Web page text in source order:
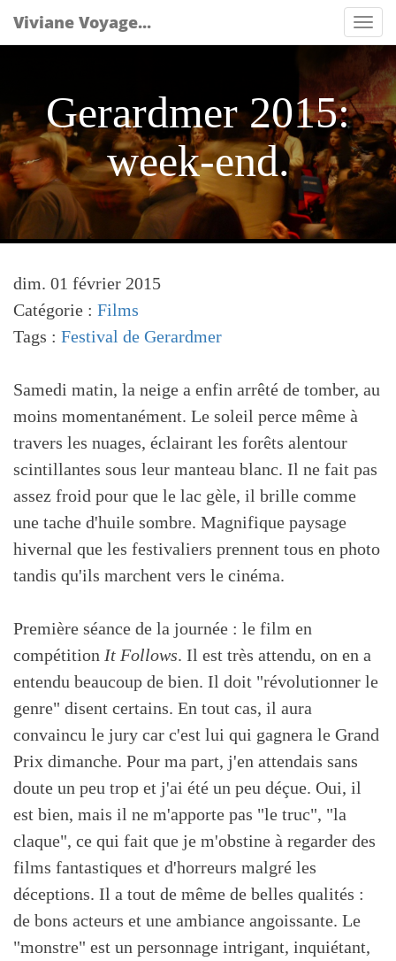
Viviane Voyage...
Gerardmer 2015:
week-end.
dim. 01 février 2015
Catégorie : Films
Tags : Festival de Gerardmer
Samedi matin, la neige a enfin arrêté de tomber, au
moins momentanément. Le soleil perce même à
travers les nuages, éclairant les forêts alentour
scintillantes sous leur manteau blanc. Il ne fait pas
assez froid pour que le lac gèle, il brille comme
une tache d'huile sombre. Magnifique paysage
hivernal que les festivaliers prennent tous en photo
tandis qu'ils marchent vers le cinéma.
Première séance de la journée : le film en
compétition It Follows. Il est très attendu, on en a
entendu beaucoup de bien. Il doit "révolutionner le
genre" disent certains. En tout cas, il aura
convaincu le jury car c'est lui qui gagnera le Grand
Prix dimanche. Pour ma part, j'en attendais sans
doute un peu trop et j'ai été un peu déçue. Oui, il
est bien, mais il ne m'apporte pas "le truc", "la
claque", ce qui fait que je m'obstine à regarder des
films fantastiques et d'horreurs malgré les
déceptions. Il a tout de même de belles qualités :
de bons acteurs et une ambiance angoissante. Le
"monstre" est un personnage intrigant, inquiétant,